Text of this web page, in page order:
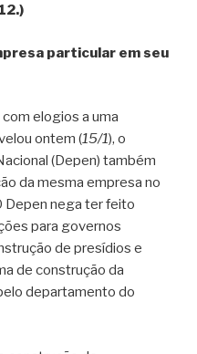
particular em seu
elogios a uma
ontem (15/1), o
(Depen) também
da mesma empresa no
Depen nega ter feito
para governos
de presídios e
de construção da
departamento do